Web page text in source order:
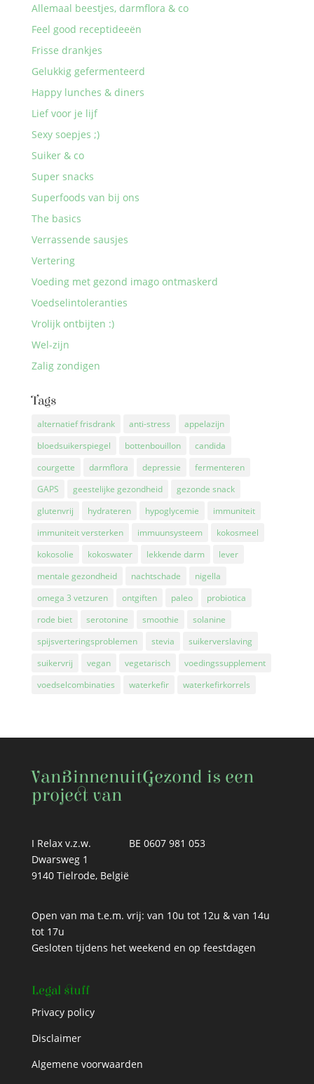
Allemaal beestjes, darmflora & co
Feel good receptideeën
Frisse drankjes
Gelukkig gefermenteerd
Happy lunches & diners
Lief voor je lijf
Sexy soepjes ;)
Suiker & co
Super snacks
Superfoods van bij ons
The basics
Verrassende sausjes
Vertering
Voeding met gezond imago ontmaskerd
Voedselintoleranties
Vrolijk ontbijten :)
Wel-zijn
Zalig zondigen
Tags
alternatief frisdrank anti-stress
appelazijn
bloedsuikerspiegel
bottenbouillon
candida
courgette
darmflora depressie
fermenteren
GAPS
geestelijke gezondheid
gezonde snack
glutenvrij
hydrateren hypoglycemie
immuniteit
immuniteit versterken
immuunsysteem
kokosmeel
kokosolie
kokoswater lekkende darm
lever
mentale gezondheid
nachtschade
nigella
omega 3 vetzuren
ontgiften paleo
probiotica
rode biet
serotonine smoothie
solanine
spijsverteringsproblemen
stevia
suikerverslaving
suikervrij
vegan vegetarisch
voedingssupplement
voedselcombinaties
waterkefir waterkefirkorrels
VanBinnenuitGezond is een
project van
I Relax v.z.w.
Dwarsweg 1
9140 Tielrode, België
BE 0607 981 053
Open van ma t.e.m. vrij: van 10u tot 12u & van 14u
tot 17u
Gesloten tijdens het weekend en op feestdagen
Legal stuff
Privacy policy
Disclaimer
Algemene voorwaarden